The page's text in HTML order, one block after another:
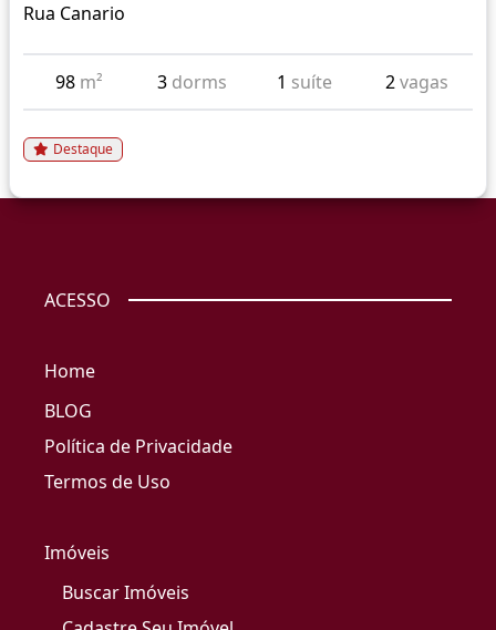
Rua Canario
98 m² 3 dorms 1 suíte 2vagas
Destaque
ACESSO
Home
BLOG
Política de Privacidade
Termos de Uso
Imóveis
Buscar Imóveis